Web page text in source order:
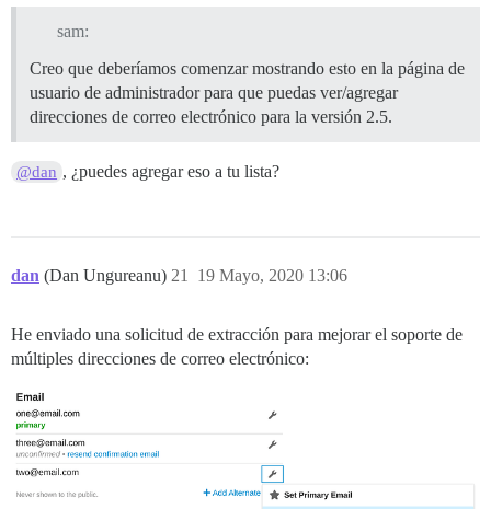
sam:
Creo que deberíamos comenzar mostrando esto en la página de
usuario de administrador para que puedas ver/agregar
direcciones de correo electrónico para la versión 2.5.
@dan , ¿puedes agregar eso a tu lista?
dan (Dan Ungureanu) 19 Mayo, 2020 13:06
21
He enviado una solicitud de extracción para mejorar el soporte de
múltiples direcciones de correo electrónico: